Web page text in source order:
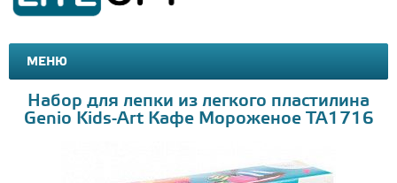
МЕНЮ
МАШИНКИ И МОТОЦИКЛЫ
Набор для лепки из легкого пластилина
Genio Kids-Art Кафе Мороженое TA1716